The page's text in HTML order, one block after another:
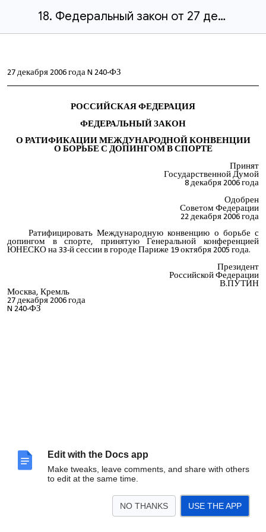
Edit with the Docs app
Make tweaks, leave comments, and share with others
to edit at the same time.
NO THANKS USE THE APP
18. Федеральный закон от 27 декабря 2006 № 240-ФЗ О ратификации Международной конвенции о борьбе с допингом в спорте.docx
27 декабря 2006 года N 240-ФЗ
РОССИЙСКАЯ ФЕДЕРАЦИЯ
ФЕДЕРАЛЬНЫЙ ЗАКОН
О РАТИФИКАЦИИ МЕЖДУНАРОДНОЙ КОНВЕНЦИИ
О БОРЬБЕ С ДОПИНГОМ В СПОРТЕ
Принят
Государственной Думой
8 декабря 2006 года
Одобрен
Советом Федерации
22 декабря 2006 года
Ратифицировать Международную конвенцию о борьбе с
допингом в спорте, принятую Генеральной конференцией
ЮНЕСКО на 33-й сессии в городе Париже 19 октября 2005 года.
Президент
Российской Федерации
В.ПУТИН
Москва, Кремль
27 декабря 2006 года
N 240-ФЗ